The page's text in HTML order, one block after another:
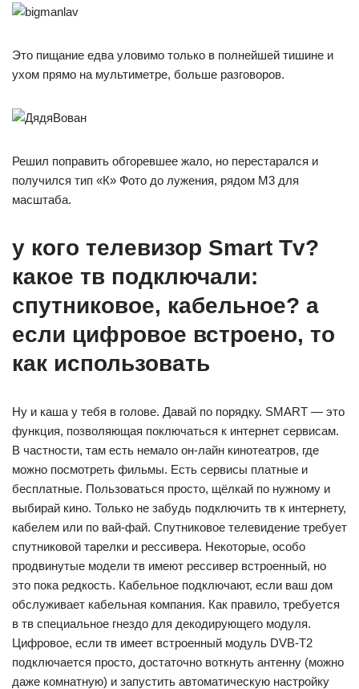
Это пищание едва уловимо только в полнейшей тишине и
ухом прямо на мультиметре, больше разговоров.
Решил поправить обгоревшее жало, но перестарался и
получился тип «К» Фото до лужения, рядом М3 для
масштаба.
у кого телевизор Smart Tv?
какое тв подключали:
спутниковое, кабельное? а
если цифровое встроено, то
как использовать
Ну и каша у тебя в голове. Давай по порядку. SMART — это
функция, позволяющая поключаться к интернет сервисам.
В частности, там есть немало он-лайн кинотеатров, где
можно посмотреть фильмы. Есть сервисы платные и
бесплатные. Пользоваться просто, щёлкай по нужному и
выбирай кино. Только не забудь подключить тв к интернету,
кабелем или по вай-фай. Спутниковое телевидение требует
спутниковой тарелки и рессивера. Некоторые, особо
продвинутые модели тв имеют рессивер встроенный, но
это пока редкость. Кабельное подключают, если ваш дом
обслуживает кабельная компания. Как правило, требуется
в тв специальное гнездо для декодирующего модуля.
Цифровое, если тв имеет встроенный модуль DVB-T2
подключается просто, достаточно воткнуть антенну (можно
даже комнатную) и запустить автоматическую настройку